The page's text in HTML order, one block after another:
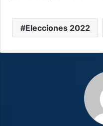
Elecciones 2022